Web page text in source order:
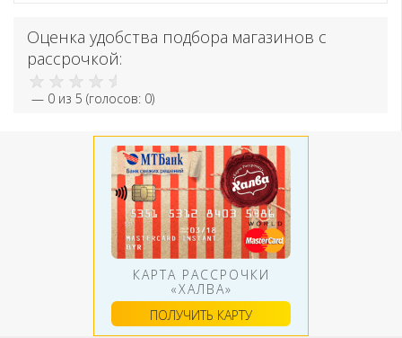
Оценка удобства подбора магазинов с
рассрочкой:
— 0 из 5 (голосов: 0)
КАРТА РАССРОЧКИ
«ХАЛВА»
ПОЛУЧИТЬ КАРТУ